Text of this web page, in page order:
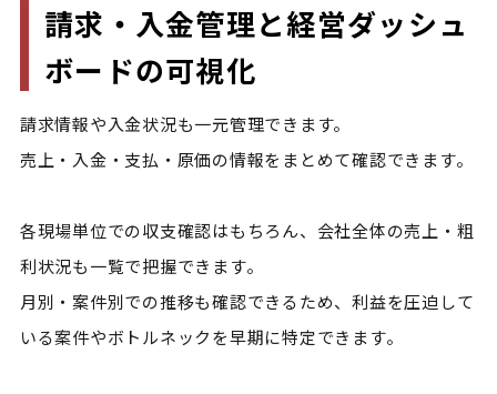
請求・入金管理と経営ダッシュ
ボードの可視化
請求情報や入金状況も一元管理できます。
売上・入金・支払・原価の情報をまとめて確認できます。
各現場単位での収支確認はもちろん、会社全体の売上・粗
利状況も一覧で把握できます。
月別・案件別での推移も確認できるため、利益を圧迫して
いる案件やボトルネックを早期に特定できます。